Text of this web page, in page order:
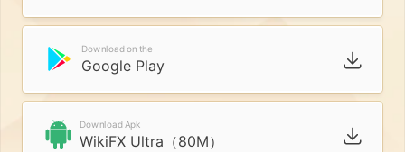
Download on the
Google Play
Download Apk
WikiFX Ultra（80M）